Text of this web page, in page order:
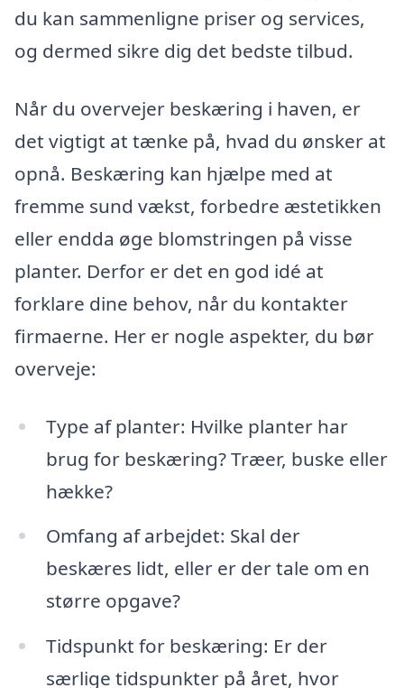
du kan sammenligne priser og services,
og dermed sikre dig det bedste tilbud.
Når du overvejer beskæring i haven, er
det vigtigt at tænke på, hvad du ønsker at
opnå. Beskæring kan hjælpe med at
fremme sund vækst, forbedre æstetikken
eller endda øge blomstringen på visse
planter. Derfor er det en god idé at
forklare dine behov, når du kontakter
firmaerne. Her er nogle aspekter, du bør
overveje:
Type af planter: Hvilke planter har
brug for beskæring? Træer, buske eller
hække?
Omfang af arbejdet: Skal der
beskæres lidt, eller er der tale om en
større opgave?
Tidspunkt for beskæring: Er der
særlige tidspunkter på året, hvor